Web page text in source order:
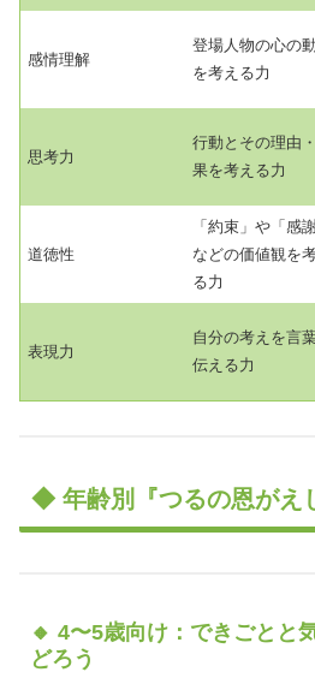
感情理解
登場人物の心の
を考える力
思考力
行動とその理由
果を考える力
道徳性
「約束」や「感謝
などの価値観を
る力
表現力
自分の考えを言
伝える力
◆ 年齢別『つるの恩がえ
🔸 4〜5歳向け：できごとと
どろう